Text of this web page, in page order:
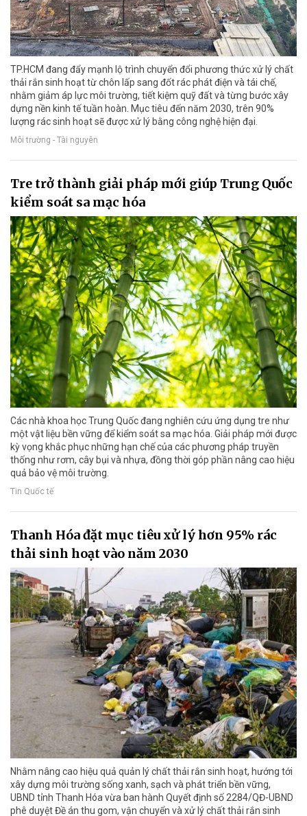
TP.HCM đang đẩy mạnh lộ trình chuyển đổi phương thức xử lý chất
thải rắn sinh hoạt từ chôn lấp sang đốt rác phát điện và tái chế,
nhằm giảm áp lực môi trường, tiết kiệm quỹ đất và từng bước xây
dựng nền kinh tế tuần hoàn. Mục tiêu đến năm 2030, trên 90%
lượng rác sinh hoạt sẽ được xử lý bằng công nghệ hiện đại.
Môi trường - Tài nguyên
Tre trở thành giải pháp mới giúp Trung Quốc
kiểm soát sa mạc hóa
Các nhà khoa học Trung Quốc đang nghiên cứu ứng dụng tre như
một vật liệu bền vững để kiểm soát sa mạc hóa. Giải pháp mới được
kỳ vọng khắc phục những hạn chế của các phương pháp truyền
thống như rơm, cây bụi và nhựa, đồng thời góp phần nâng cao hiệu
quả bảo vệ môi trường.
Tin Quốc tế
Thanh Hóa đặt mục tiêu xử lý hơn 95% rác
thải sinh hoạt vào năm 2030
Nhằm nâng cao hiệu quả quản lý chất thải rắn sinh hoạt, hướng tới
xây dựng môi trường sống xanh, sạch và phát triển bền vững,
UBND tỉnh Thanh Hóa vừa ban hành Quyết định số 2284/QĐ-UBND
phê duyệt Đề án thu gom, vận chuyển và xử lý chất thải rắn sinh